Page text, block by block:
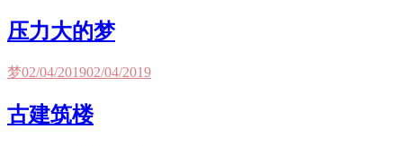
压力大的梦
梦02/04/201902/04/2019
古建筑楼